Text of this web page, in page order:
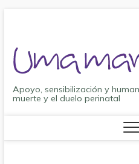
contenido
Apoyo, sensibilización y
muerte y el duelo perinatal